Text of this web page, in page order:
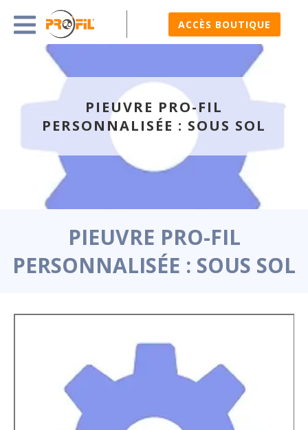
ACCÈS BOUTIQUE
PIEUVRE PRO-FIL
PERSONNALISÉE : SOUS SOL
PIEUVRE PRO-FIL
PERSONNALISÉE : SOUS SOL